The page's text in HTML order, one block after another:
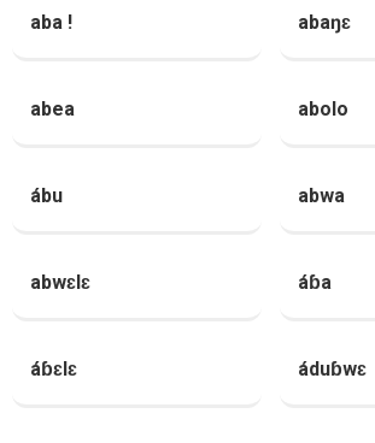
aba ! abaŋɛ
abea abolo
ábu abwa
abwɛlɛ áɓa
áɓɛlɛ áduɓwɛ